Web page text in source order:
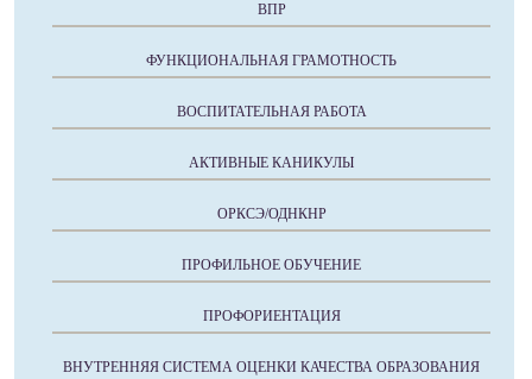
ВПР
ФУНКЦИОНАЛЬНАЯ ГРАМОТНОСТЬ
ВОСПИТАТЕЛЬНАЯ РАБОТА
АКТИВНЫЕ КАНИКУЛЫ
ОРКСЭ/ОДНКНР
ПРОФИЛЬНОЕ ОБУЧЕНИЕ
ПРОФОРИЕНТАЦИЯ
ВНУТРЕННЯЯ СИСТЕМА ОЦЕНКИ КАЧЕСТВА ОБРАЗОВАНИЯ